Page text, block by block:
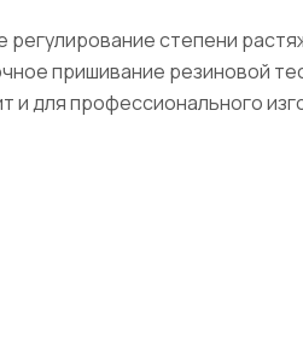
степени
пришивание резиновой
для профессионального